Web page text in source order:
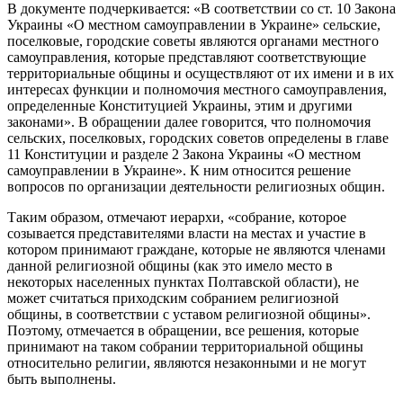
В документе подчеркивается: «В соответствии со ст. 10 Закона
Украины «О местном самоуправлении в Украине» сельские,
поселковые, городские советы являются органами местного
самоуправления, которые представляют соответствующие
территориальные общины и осуществляют от их имени и в их
интересах функции и полномочия местного самоуправления,
определенные Конституцией Украины, этим и другими
законами». В обращении далее говорится, что полномочия
сельских, поселковых, городских советов определены в главе
11 Конституции и разделе 2 Закона Украины «О местном
самоуправлении в Украине». К ним относится решение
вопросов по организации деятельности религиозных общин.
Таким образом, отмечают иерархи, «собрание, которое
созывается представителями власти на местах и ​​участие в
котором принимают граждане, которые не являются членами
данной религиозной общины (как это имело место в
некоторых населенных пунктах Полтавской области), не
может считаться приходским собранием религиозной
общины, в соответствии с уставом религиозной общины».
Поэтому, отмечается в обращении, все решения, которые
принимают на таком собрании территориальной общины
относительно религии, являются незаконными и не могут
быть выполнены.